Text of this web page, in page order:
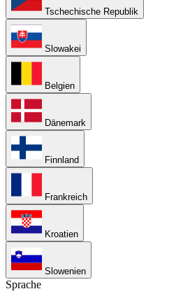
Tschechische Republik
Slowakei
Belgien
Dänemark
Finnland
Frankreich
Kroatien
Slowenien
Sprache